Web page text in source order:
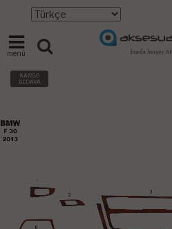
menü
KARGO
BEDAVA